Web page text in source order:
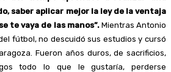
saber aplicar mejor la ley de la ventaja
te vaya de las manos”. Mientras Antonio
fútbol, no descuidó sus estudios y cursó
Fueron años duros, de sacrificios,
todo lo que le gustaría, perderse